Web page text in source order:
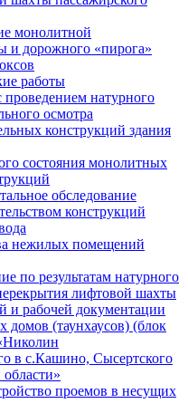
монолитной
и дорожного «пирога»
работы
проведением натурного
осмотра
конструкций здания
состояния монолитных
обследование
конструкций
нежилых помещений
по результатам натурного
лифтовой шахты
и рабочей документации
(таунхаусов) (блок
в с.Кашино, Сысертского
проемов в несущих